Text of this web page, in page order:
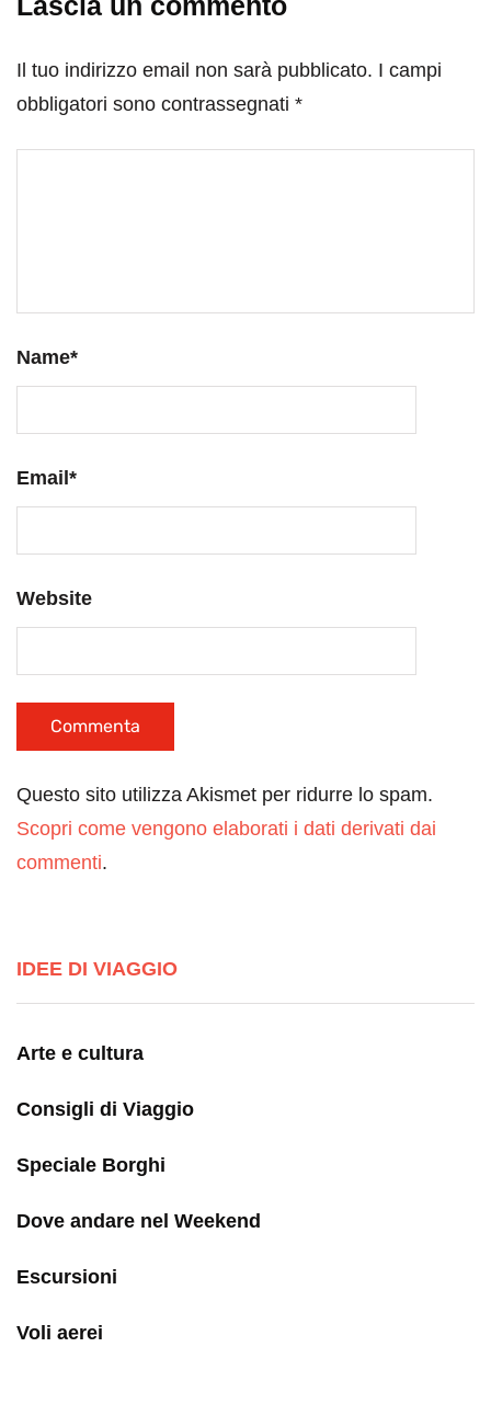
Il tuo indirizzo email non sarà pubblicato. I campi
obbligatori sono contrassegnati *
Name*
Email *
Website
Questo sito utilizza Akismet per ridurre lo spam.
Scopri come vengono elaborati i dati derivati dai
commenti.
IDEE DI VIAGGIO
Arte e cultura
Consigli di Viaggio
Speciale Borghi
Dove andare nel Weekend
Escursioni
Voli aerei